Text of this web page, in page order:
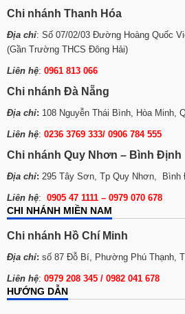
Chi nhánh Thanh Hóa
Địa chỉ: Số 07/02/03 Đường Hoàng Quốc
(Gần Trường THCS Đông Hải)
Liên hệ: 0961 813 066
Chi nhánh Đà Nẵng
Địa chỉ: 108 Nguyễn Thái Bình, Hòa Minh,
Liên hệ: 0236 3769 333/ 0906 784 555
Chi nhánh Quy Nhơn – Bình Định
Địa chỉ: 295 Tây Sơn, Tp Quy Nhơn, Bình
Liên hệ: 0905 47 1111 – 0979 070 678
CHI NHÁNH MIỀN NAM
Chi nhánh Hồ Chí Minh
Địa chỉ: số 87 Đỗ Bí, Phường Phú Thạnh,
Liên hệ: 0979 208 345 / 0982 041 678
HƯỚNG DẪN